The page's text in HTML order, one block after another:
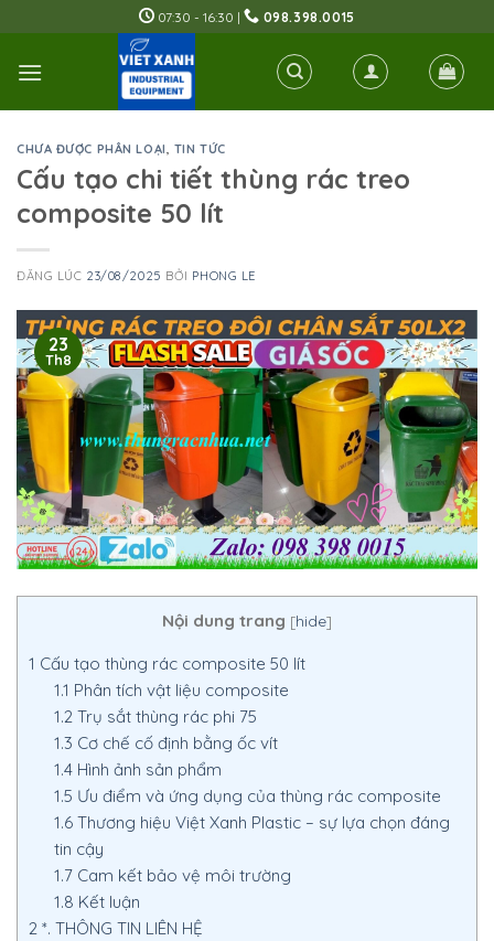
to
content
07:30 - 16:30 | 098.398.0015
CHƯA ĐƯỢC PHÂN LOẠI, TIN TỨC
Cấu tạo chi tiết thùng rác treo
composite 50 lít
ĐĂNG LÚC 23/08/2025 BỞI PHONG LE
23
Th8
Nội dung trang [hide]
1 Cấu tạo thùng rác composite 50 lít
1.1 Phân tích vật liệu composite
1.2Trụ sắt thùng rác phi 75
1.3 Cơ chế cố định bằng ốc vít
1.4Hình ảnh sản phẩm
1.5 Ưu điểm và ứng dụng của thùng rác composite
1.6Thương hiệu Việt Xanh Plastic – sự lựa chọn đáng
tin cậy
1.7Cam kết bảo vệ môi trường
1.8 Kết luận
2 *. THÔNG TIN LIÊN HỆ